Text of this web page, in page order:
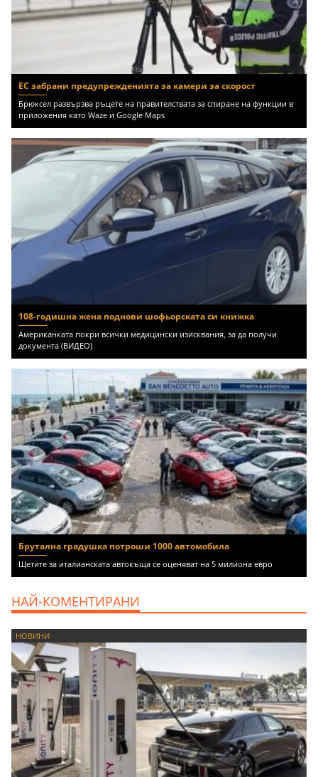
ЕС забрани предупрежденията за камери за скорост
Брюксел развързва ръцете на правителствата за спиране на функции в
приложения като Waze и Google Maps
108-годишна жена поднови шофьорската си книжка
Американката покри всички медицински изисквания, за да получи
документа (ВИДЕО)
Брутална градушка потроши 1000 автомобила
Щетите за италианската автокъща се оценяват на 5 милиона евро
НАЙ-КОМЕНТИРАНИ
НОВИНИ